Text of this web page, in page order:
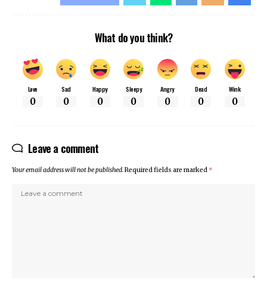
What do you think?
Love
0
Sad
0
Happy
0
Sleepy
0
Angry
0
Dead
0
Wink
0
Leave a comment
Your email address will not be published.Required fields are marked *